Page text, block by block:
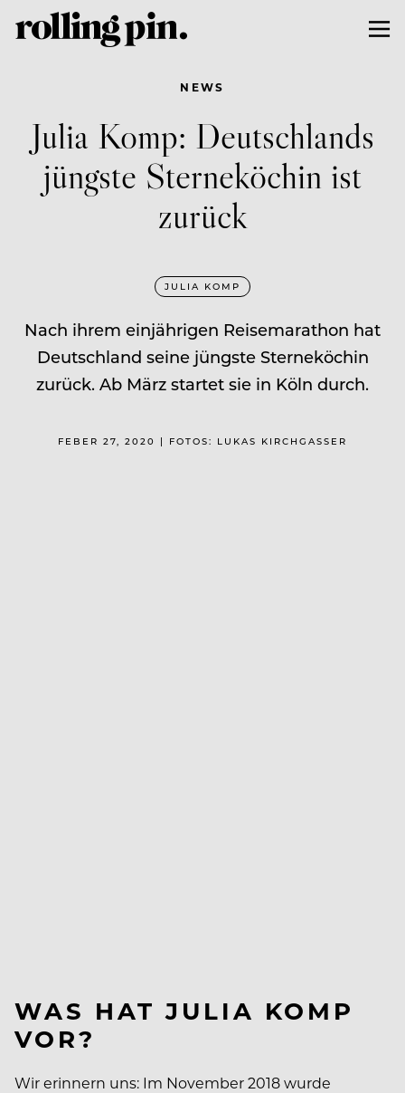
NEWS
Julia Komp: Deutschlands
jüngste Sterneköchin ist
zurück
JULIA KOMP
Nach ihrem einjährigen Reisemarathon hat
Deutschland seine jüngste Sterneköchin
zurück. Ab März startet sie in Köln durch.
FEBER 27, 2020 | FOTOS: LUKAS KIRCHGASSER
WAS HAT JULIA KOMP
VOR?
Wir erinnern uns: Im November 2018 wurde